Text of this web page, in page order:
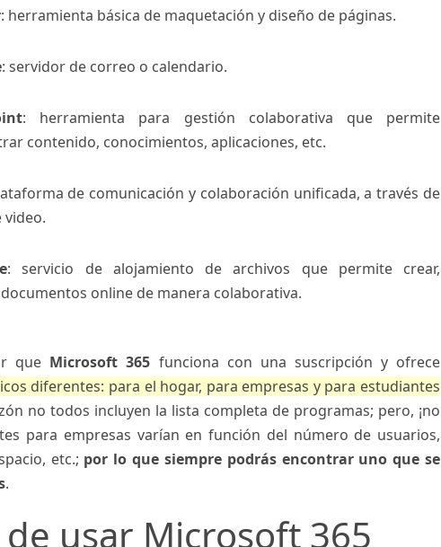
: herramienta básica de maquetación y diseño de páginas.
: servidor de correo o calendario.
: herramienta para gestión colaborativa que permite
contenido, conocimientos, aplicaciones, etc.
de comunicación y colaboración unificada, a través de
video.
: servicio de alojamiento de archivos que permite crear,
online de manera colaborativa.
que Microsoft 365 funciona con una suscripción y ofrece
diferentes: para el hogar, para empresas y para estudiantes
no todos incluyen la lista completa de programas; pero, ¡no
para empresas varían en función del número de usuarios,
etc.; por lo que siempre podrás encontrar uno que se
.
usar Microsoft 365